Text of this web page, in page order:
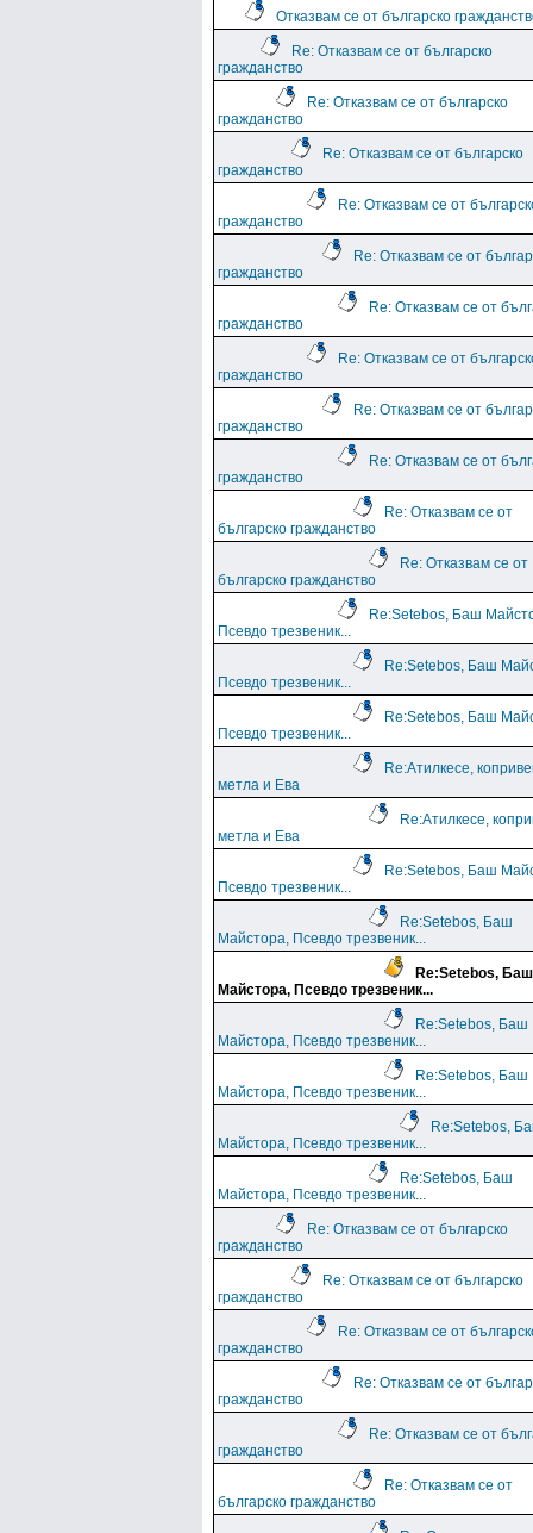
Отказвам се от българско
Re: Отказвам се от българско
гражданство
Re: Отказвам се от българско
гражданство
Re: Отказвам се от българско
гражданство
Re: Отказвам се от
гражданство
Re: Отказвам се от
гражданство
Re: Отказвам се от
гражданство
Re: Отказвам се от
гражданство
Re: Отказвам се от
гражданство
Re: Отказвам се от
гражданство
Re: Отказвам се от
българско гражданство
Re: Отказвам се от
българско гражданство
Re:Setebos, Баш
Псевдо трезвеник...
Re:Setebos, Баш
Псевдо трезвеник...
Re:Setebos, Баш
Псевдо трезвеник...
Re:Атилкесе,
метла и Ева
Re:Атилкесе,
метла и Ева
Re:Setebos, Баш
Псевдо трезвеник...
Re:Setebos, Баш
Майстора, Псевдо трезвеник...
Re:Setebos, Баш
Майстора, Псевдо трезвеник...
Re:Setebos, Баш
Майстора, Псевдо трезвеник...
Re:Setebos, Баш
Майстора, Псевдо трезвеник...
Re:Setebos,
Майстора, Псевдо трезвеник...
Re:Setebos, Баш
Майстора, Псевдо трезвеник...
Re: Отказвам се от българско
гражданство
Re: Отказвам се от българско
гражданство
Re: Отказвам се от
гражданство
Re: Отказвам се от
гражданство
Re: Отказвам се от
гражданство
Re: Отказвам се от
българско гражданство